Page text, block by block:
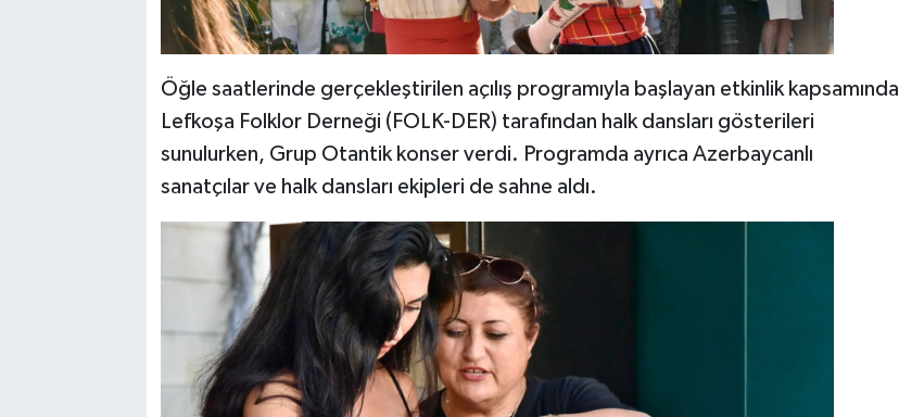
Öğle saatlerinde gerçekleştirilen açılış programıyla başlayan etkinlik kapsamında
Lefkoşa Folklor Derneği (FOLK-DER) tarafından halk dansları gösterileri
sunulurken, Grup Otantik konser verdi. Programda ayrıca Azerbaycanlı
sanatçılar ve halk dansları ekipleri de sahne aldı.